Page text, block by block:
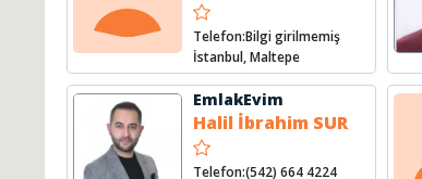
Telefon:Bilgi girilmemiş
İstanbul, Maltepe
EmlakEvim
Halil İbrahim SUR
Telefon:(542) 664 4224